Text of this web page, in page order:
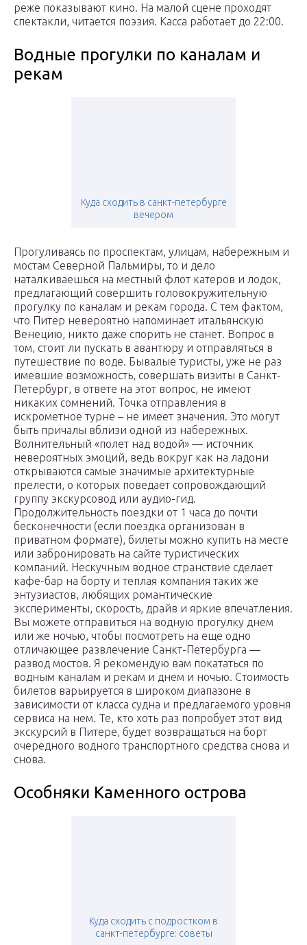
реже показывают кино. На малой сцене проходят
спектакли, читается поэзия. Касса работает до 22:00.
Водные прогулки по каналам и
рекам
Куда сходить в санкт-петербурге
вечером
Прогуливаясь по проспектам, улицам, набережным и
мостам Северной Пальмиры, то и дело
наталкиваешься на местный флот катеров и лодок,
предлагающий совершить головокружительную
прогулку по каналам и рекам города. С тем фактом,
что Питер невероятно напоминает итальянскую
Венецию, никто даже спорить не станет. Вопрос в
том, стоит ли пускать в авантюру и отправляться в
путешествие по воде. Бывалые туристы, уже не раз
имевшие возможность, совершать визиты в Санкт-
Петербург, в ответе на этот вопрос, не имеют
никаких сомнений. Точка отправления в
искрометное турне – не имеет значения. Это могут
быть причалы вблизи одной из набережных.
Волнительный «полет над водой» — источник
невероятных эмоций, ведь вокруг как на ладони
открываются самые значимые архитектурные
прелести, о которых поведает сопровождающий
группу экскурсовод или аудио-гид.
Продолжительность поездки от 1 часа до почти
бесконечности (если поездка организован в
приватном формате), билеты можно купить на месте
или забронировать на сайте туристических
компаний. Нескучным водное странствие сделает
кафе-бар на борту и теплая компания таких же
энтузиастов, любящих романтические
эксперименты, скорость, драйв и яркие впечатления.
Вы можете отправиться на водную прогулку днем
или же ночью, чтобы посмотреть на еще одно
отличающее развлечение Санкт-Петербурга —
развод мостов. Я рекомендую вам покататься по
водным каналам и рекам и днем и ночью. Стоимость
билетов варьируется в широком диапазоне в
зависимости от класса судна и предлагаемого уровня
сервиса на нем. Те, кто хоть раз попробует этот вид
экскурсий в Питере, будет возвращаться на борт
очередного водного транспортного средства снова и
снова.
Особняки Каменного острова
Куда сходить с подростком в
санкт-петербурге: советы